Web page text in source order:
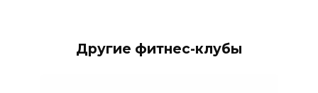
Другие фитнес-клубы